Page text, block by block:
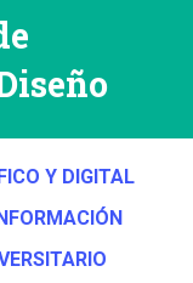
Y DIGITAL